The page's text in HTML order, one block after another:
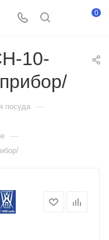
0
10-
посуда —
—